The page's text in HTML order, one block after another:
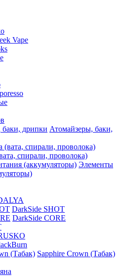
Vape
Атомайзеры, баки,
спирали, проволока)
Элементы
DarkSide SHOT
DarkSide CORE
Sapphire Crown (Табак)